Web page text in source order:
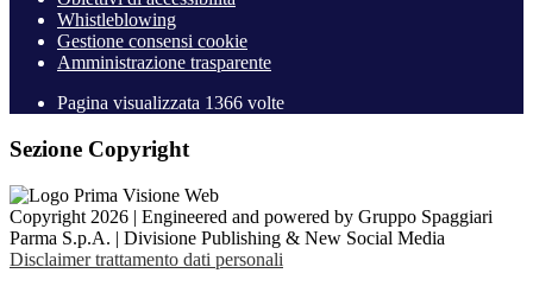
Whistleblowing
Gestione consensi cookie
Amministrazione trasparente
Pagina visualizzata 1366 volte
Sezione Copyright
Copyright 2026 | Engineered and powered by Gruppo Spaggiari
Parma S.p.A. | Divisione Publishing & New Social Media
Disclaimer trattamento dati personali